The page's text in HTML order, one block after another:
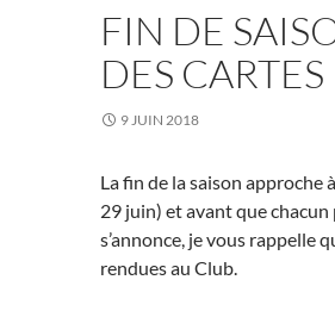
FIN DE
DES
9 JUIN 2018
La fin de la saison approche
29 juin) et avant que
s’annonce, je vous rappelle
rendues au Club.